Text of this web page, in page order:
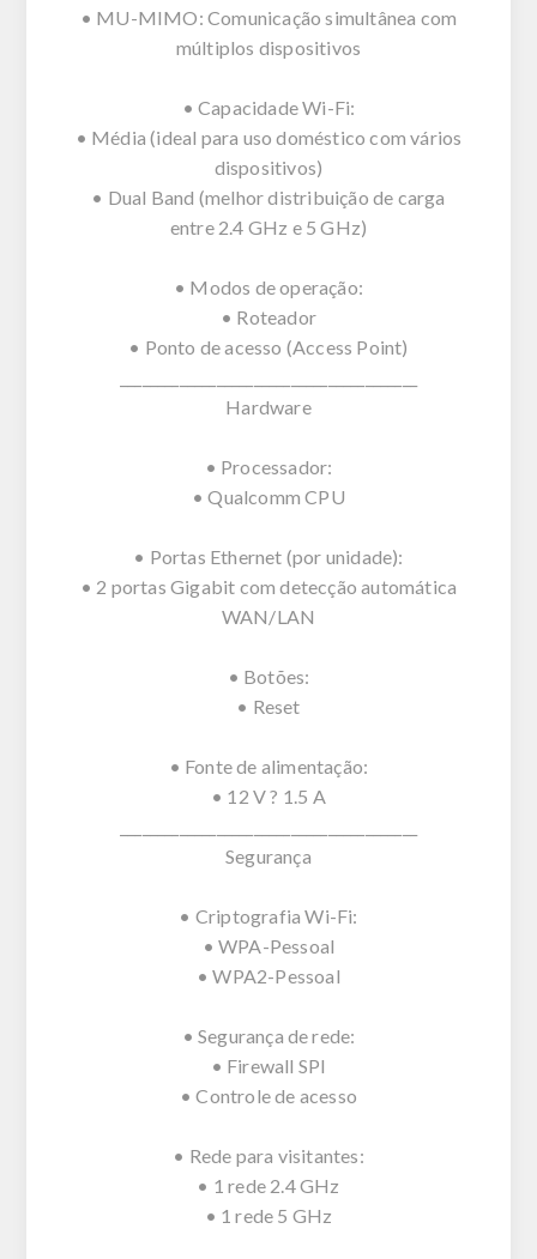
• MU-MIMO: Comunicação simultânea com
múltiplos dispositivos
• Capacidade Wi-Fi:
• Média (ideal para uso doméstico com vários
dispositivos)
• Dual Band (melhor distribuição de carga
entre 2.4 GHz e 5 GHz)
• Modos de operação:
• Roteador
• Ponto de acesso (Access Point)
Hardware
• Processador:
• Qualcomm CPU
• Portas Ethernet (por unidade):
• 2 portas Gigabit com detecção automática
WAN/LAN
• Botões:
• Reset
• Fonte de alimentação:
• 12 V ? 1.5 A
Segurança
• Criptografia Wi-Fi:
• WPA-Pessoal
• WPA2-Pessoal
• Segurança de rede:
• Firewall SPI
• Controle de acesso
• Rede para visitantes:
• 1 rede 2.4 GHz
• 1 rede 5 GHz